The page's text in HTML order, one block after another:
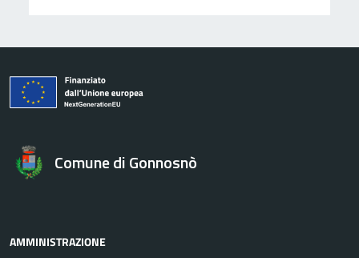
Comune di Gonnosnò
AMMINISTRAZIONE